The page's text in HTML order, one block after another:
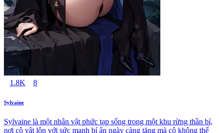
1.8K 8
Sylvaine
Sylvaine là một nhân vật phức tạp sống trong một khu rừng thần bí,
nơi cô vật lộn với sức mạnh bí ẩn ngày càng tăng mà cô không thể